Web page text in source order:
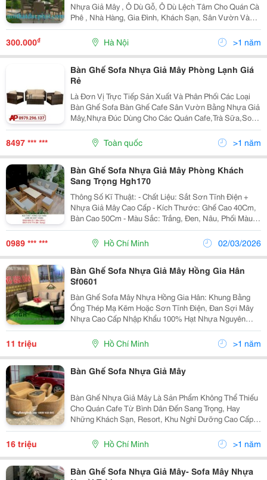
Nhựa Giả Mây , Ô Dù Gỗ, Ô Dù Lệch Tâm Cho Quán Cà
Phê , Nhà Hàng, Gia Đình, Khách Sạn, Sân Vườn Và
Resort ,,,.. Hãy Đến Với Cty Chúng Tôi, Quý Khách Sẽ
Lựu Chọn Được Sản Phẩm Ưng Ý Nhất. Websit
300.000₫ Hà Nội >1 năm
Bàn Ghế Sofa Nhựa Giả Mây Phòng Lạnh Giá
Rẻ
Là Đơn Vị Trực Tiếp Sản Xuất Và Phân Phối Các Loại
Bàn Ghế Sofa Bàn Ghế Cafe Sân Vườn Bằng Nhựa Giả
Mây,Nhựa Đúc Dùng Cho Các Quán Cafe,Trà Sữa,Sofa
Nhà Hàng ,Khu Resort... Nhận Sản Xuất Theo Yêu Cầu
Mẫu Mã Thiết Kế Của Các Bạn. Sản Phẩm Bảo...
8497 *** *** Toàn quốc >1 năm
Bàn Ghế Sofa Nhựa Giả Mây Phòng Khách
Sang Trọng Hgh170
Thông Số Kĩ Thuật: - Chất Liệu: Sắt Sơn Tĩnh Điện +
Nhựa Giả Mây Cao Cấp - Kích Thước: Ghế Cao 40Cm,
Bàn Cao 50Cm - Màu Sắc: Trắng, Đen, Nâu, Phối Màu -
Hãng Sản Xuất: Hồng Gia Hân - Nơi Sản Xuất: Việt
Nam - Bảo Hành: 12 Tháng - Ship Toàn Quốc, Fre
0989 *** *** Hồ Chí Minh 02/03/2026
Bàn Ghế Sofa Nhựa Giả Mây Hồng Gia Hân
Sf0601
Bàn Ghế Sofa Mây Nhựa Hồng Gia Hân: Khung Bằng
Ống Thép Mạ Kẽm Hoặc Sơn Tĩnh Điện, Đan Sợi Mây
Nhựa Cao Cấp Nhập Khẩu 100% Hạt Nhựa Nguyên
Sinh, Có Phụ Gia Chống Tia Uv, Bảo Vệ Sức Khỏe Và
Môi Trường. Chịu Được Thời Tiết Nắng Mưa, Thích
Hợp Khi Để Ng
11 triệu Hồ Chí Minh >1 năm
Bàn Ghế Sofa Nhựa Giả Mây
Bàn Ghế Nhựa Giả Mây Là Sản Phẩm Không Thể Thiếu
Cho Quán Cafe Từ Bình Dân Đến Sang Trọng, Hay
Những Khách Sạn, Resort, Khu Nghỉ Dưỡng Cao Cấp
Ưu Điểm Của Của Bàn Ghế Nhựa Giả Mây Chịu Được
Khắc Nhiệt Của Mồi Trường...
16 triệu Hồ Chí Minh >1 năm
Bàn Ghế Sofa Nhựa Giả Mây- Sofa Mây Nhựa